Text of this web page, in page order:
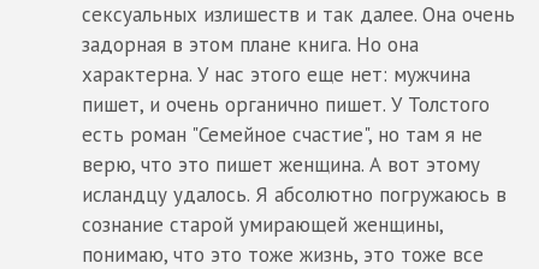
сексуальных излишеств и так далее. Она очень
задорная в этом плане книга. Но она
характерна. У нас этого еще нет: мужчина
пишет, и очень органично пишет. У Толстого
есть роман "Семейное счастие", но там я не
верю, что это пишет женщина. А вот этому
исландцу удалось. Я абсолютно погружаюсь в
сознание старой умирающей женщины,
понимаю, что это тоже жизнь, это тоже все